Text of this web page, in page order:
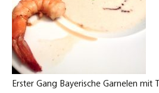
Erster Gang Bayerische Garnelen mit